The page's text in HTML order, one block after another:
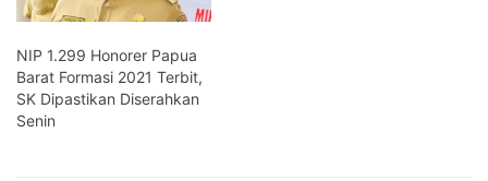
NIP 1.299 Honorer Papua
Barat Formasi 2021 Terbit,
SK Dipastikan Diserahkan
Senin